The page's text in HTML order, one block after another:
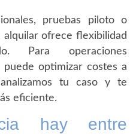
pruebas piloto o
alquilar ofrece flexibilidad
Para operaciones
optimizar costes a
tu caso y te
eficiente.
hay entre